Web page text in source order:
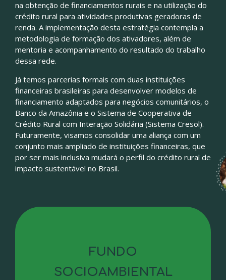
na obtenção de financiamentos rurais e na utilização do
crédito rural para atividades produtivas geradoras de
renda. A implementação desta estratégia contempla a
metodologia de formação dos ativadores, além de
mentoria e acompanhamento do resultado do trabalho
dessa rede.
Já temos parcerias formais com duas instituições
financeiras brasileiras para desenvolver modelos de
financiamento adaptados para negócios comunitários, o
Banco da Amazônia e o Sistema de Cooperativa de
Crédito Rural com Interação Solidária (Sistema Cresol).
Futuramente, visamos consolidar uma aliança com um
conjunto mais ampliado de instituições financeiras, que
por ser mais inclusiva mudará o perfil do crédito rural de
impacto sustentável no Brasil.
FUNDO
SOCIOAMBIENTAL